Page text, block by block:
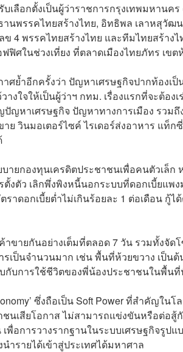
ลือกตั้งเป็นผู้ว่าราชการกรุงเทพมหานคร
นพรรคไทยสร้างไทย, อิทธิพล เลาหสุวัฒ
ข 4 พรรคไทยสร้างไทย และทีมไทยสร้าง
ศในช่วงเที่ยง ที่ตลาดเมืองไทยภัทร เขต
าศย้ำอีกครั้งว่า ปัญหาเศรษฐกิจปากท้องเ
งใจให้เป็นผู้ว่าฯ กทม. เรื่องแรกที่จะต้อง
ปัญหาเศรษฐกิจ ปัญหาทางการเมือง รวม
ย วินมอเตอร์ไซค์ ไรเดอร์ส่งอาหาร แท็
ยกองทุนเครดิตประชาชนเพื่อคนตัวเล็ก
ตั้งตัว เลิกพึ่งพิงหนี้นอกระบบที่ดอกเบี้ยแพ
าดอกเบี้ยต่ำไม่เกินร้อยละ 1 ต่อเดือน กู้ไ
ขายกันอย่างเต็มที่ตลอด 7 วัน รวมทั้งจัด
เป็นจำนวนมาก เช่น พื้นที่ห้วยขวาง เป็น
กับการใช้ชีวิตของพี่น้องประชาชนในพื้น
ซึ่งถือเป็น Soft Power ที่สำคัญใน
นเสียโอกาส ไม่สามารถแข่งขันหรือต่อสู้
พื่อการวางรากฐานในระบบเศรษฐกิจรูป
ำรายได้เข้าสู่ประเทศได้มหาศาล